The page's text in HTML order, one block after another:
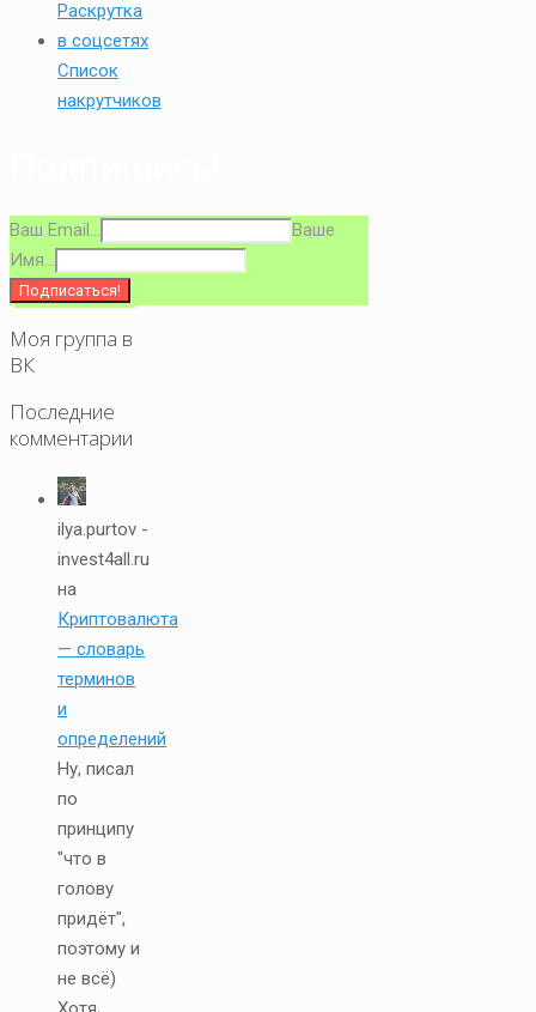
Список
накрутчиков
Ваш Email...
Ваше
Имя...
Моя группа в
ВК
Последние
комментарии
ilya.purtov -
invest4all.ru
на
Криптовалюта
— словарь
терминов
и
определений
Ну, писал
по
принципу
"что в
голову
придёт",
поэтому и
не всё)